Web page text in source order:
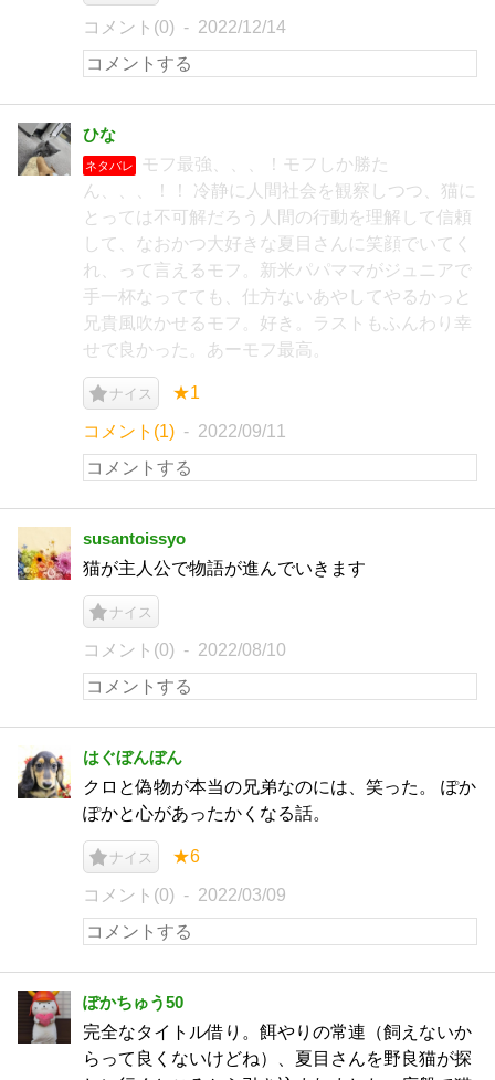
コメント(0) 2022/12/14
ひな
ネタバレ
モフ最強、、、！モフしか勝た
ん、、、！！ 冷静に人間社会を観察しつつ、猫に
とっては不可解だろう人間の行動を理解して信頼
して、なおかつ大好きな夏目さんに笑顔でいてく
れ、って言えるモフ。新米パパママがジュニアで
手一杯なってても、仕方ないあやしてやるかっと
兄貴風吹かせるモフ。好き。ラストもふんわり幸
せで良かった。あーモフ最高。
ナイス ★1
コメント(1) 2022/09/11
susantoissyo
猫が主人公で物語が進んでいきます
ナイス
コメント(0) 2022/08/10
はぐぼんぼん
クロと偽物が本当の兄弟なのには、笑った。 ぽか
ぽかと心があったかくなる話。
ナイス ★6
コメント(0) 2022/03/09
ぽかちゅう50
完全なタイトル借り。餌やりの常連（飼えないか
らって良くないけどね）、夏目さんを野良猫が探